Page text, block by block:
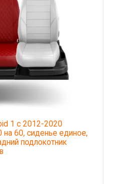
1 с 2012-2020
на 60, сиденье единое,
подлокотник